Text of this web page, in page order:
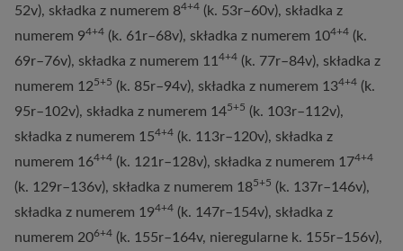
52v), składka z numerem 84+4 (k. 53r–60v), składka z
numerem 94+4 (k. 61r–68v), składka z numerem 104+4 (k.
69r–76v), składka z numerem 11 4+4 (k. 77r–84v), składka z
numerem 125+5 (k. 85r–94v), składka z numerem 134+4 (k.
95r–102v), składka z numerem 145+5 (k. 103r–112v),
składka z numerem 154+4 (k. 113r–120v), składka z
numerem 164+4 (k. 121r–128v), składka z numerem 174+4
(k. 129r–136v), składka z numerem 185+5 (k. 137r–146v),
składka z numerem 194+4 (k. 147r–154v), składka z
numerem 206+4 (k. 155r–164v, nieregularne k. 155r–156v),